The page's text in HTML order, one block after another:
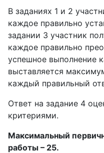
В заданиях 1 и 2
каждое правильно
задании 3 участник
каждое правильно
успешное выполнение
выставляется
каждый правильный
Ответ на задание 4
критериями.
Максимальный
работы – 25.